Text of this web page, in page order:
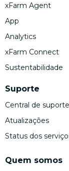
xFarm Agent
App
Analytics
xFarm Connect
Sustentabilidade
Suporte
Central de suporte
Atualizações
Status dos
Quem somos